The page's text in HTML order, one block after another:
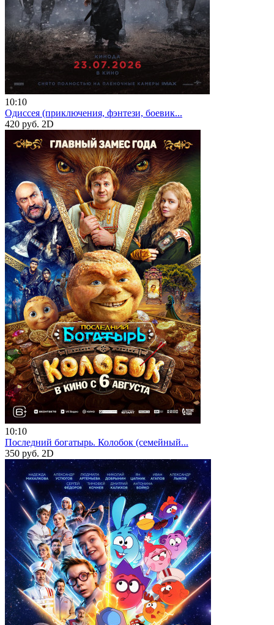
10:10
Одиссея (приключения, фэнтези, боевик...
420 руб. 2D
10:10
Последний богатырь. Колобок (семейный...
350 руб. 2D